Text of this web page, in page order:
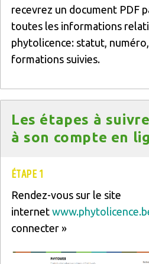
recevrez un document PDF
toutes les informations
phytolicence: statut,
formations suivies.
Les étapes à
à son compte en
Texte
ÉTAPE 1
Rendez-vous sur le site
internet
connecter »
Image